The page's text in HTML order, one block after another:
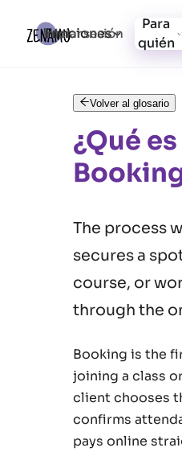
Funciones
Para
quién
Iniciar sesión
Volver al glosario
¿Qué es
The process
secures a
course, or
through the
Booking is the
joining a class
client chooses
confirms
pays online